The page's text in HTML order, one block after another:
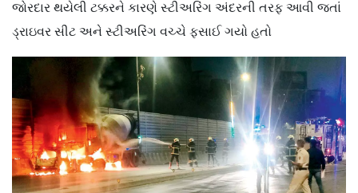
જોરદાર થયેલી ટક્કરને કારણે સ્ટીઅરિંગ અંદરની તરફ આવી જતાં
ડ્રાઇવર સીટ અને સ્ટીઅરિંગ વચ્ચે ફસાઈ ગયો હતો